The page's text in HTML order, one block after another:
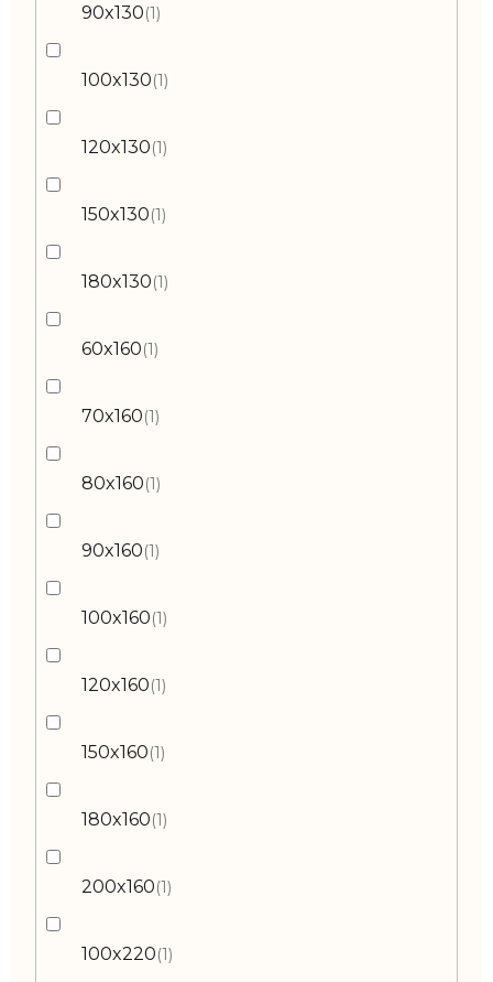
90x130 1
100x130 1
120x130 1
150x130 1
180x130 1
60x160 1
70x160 1
80x160 1
90x160 1
100x160 1
120x160 1
150x160 1
180x160 1
200x160 1
100x220 1